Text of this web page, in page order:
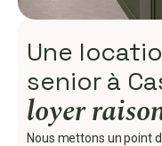
Une
senior à
loyer
Nous mettons un point